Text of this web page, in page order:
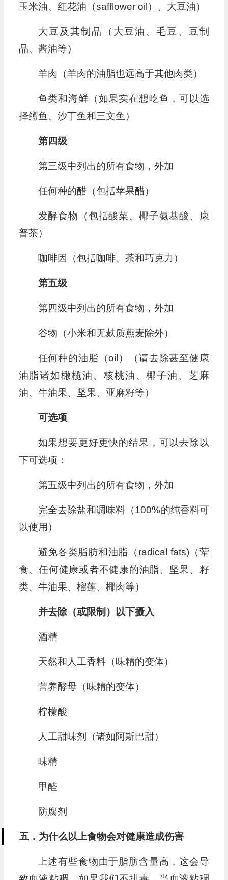
玉米油、红花油（safflower oil）、大豆油）
大豆及其制品（大豆油、毛豆、豆制
品、酱油等）
羊肉（羊肉的油脂也远高于其他肉类）
鱼类和海鲜（如果实在想吃鱼，可以选
择鳟鱼、沙丁鱼和三文鱼）
第四级
第三级中列出的所有食物，外加
任何种的醋（包括苹果醋）
发酵食物（包括酸菜、椰子氨基酸、康
普茶）
咖啡因（包括咖啡、茶和巧克力）
第五级
第四级中列出的所有食物，外加
谷物（小米和无麸质燕麦除外）
任何种的油脂（oil）（请去除甚至健康
油脂诸如橄榄油、核桃油、椰子油、芝麻
油、牛油果、坚果、亚麻籽等）
可选项
如果想要更好更快的结果，可以去除以
下可选项：
第五级中列出的所有食物，外加
完全去除盐和调味料（100%的纯香料可
以使用）
避免各类脂肪和油脂（radical fats)（荤
食、任何健康或者不健康的油脂、坚果、籽
类、牛油果、榴莲、椰肉等）
并去除（或限制）以下摄入
酒精
天然和人工香料（味精的变体）
营养酵母（味精的变体）
柠檬酸
人工甜味剂（诸如阿斯巴甜）
味精
甲醛
防腐剂
五．为什么以上食物会对健康造成伤害
上述有些食物由于脂肪含量高，这会导